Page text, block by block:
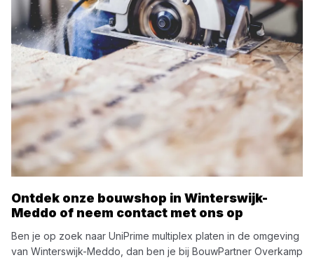
Ontdek onze bouwshop in Winterswijk-
Meddo of neem contact met ons op
Ben je op zoek naar UniPrime multiplex platen in de omgeving
van Winterswijk-Meddo , dan ben je bij BouwPartner Overkamp